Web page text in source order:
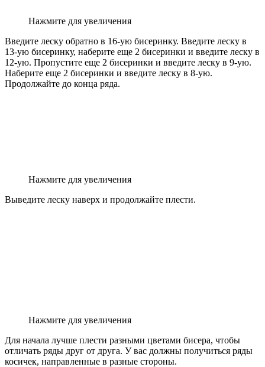
Нажмите для увеличения
Введите леску обратно в 16-ую бисеринку. Введите леску в
13-ую бисеринку, наберите еще 2 бисеринки и введите леску в
12-ую. Пропустите еще 2 бисеринки и введите леску в 9-ую.
Наберите еще 2 бисеринки и введите леску в 8-ую.
Продолжайте до конца ряда.
Нажмите для увеличения
Выведите леску наверх и продолжайте плести.
Нажмите для увеличения
Для начала лучше плести разными цветами бисера, чтобы
отличать ряды друг от друга. У вас должны получиться ряды
косичек, направленные в разные стороны.